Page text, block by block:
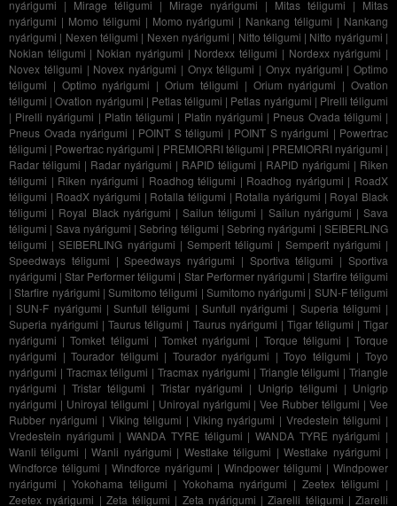
nyárigumi | Mirage téligumi | Mirage nyárigumi | Mitas téligumi | Mitas
nyárigumi | Momo téligumi | Momo nyárigumi | Nankang téligumi | Nankang
nyárigumi | Nexen téligumi | Nexen nyárigumi | Nitto téligumi | Nitto nyárigumi |
Nokian téligumi | Nokian nyárigumi | Nordexx téligumi | Nordexx nyárigumi |
Novex téligumi | Novex nyárigumi | Onyx téligumi | Onyx nyárigumi | Optimo
téligumi | Optimo nyárigumi |Orium téligumi | Orium nyárigumi |Ovation
téligumi |Ovation nyárigumi | Petlas téligumi | Petlas nyárigumi | Pirelli téligumi
| Pirelli nyárigumi | Platin téligumi | Platin nyárigumi | Pneus Ovada téligumi |
Pneus Ovada nyárigumi | POINT S téligumi | POINT S nyárigumi | Powertrac
téligumi | Powertrac nyárigumi | PREMIORRI téligumi | PREMIORRI nyárigumi |
Radar téligumi | Radar nyárigumi | RAPID téligumi | RAPID nyárigumi | Riken
téligumi | Riken nyárigumi | Roadhog téligumi | Roadhog nyárigumi | RoadX
téligumi | RoadX nyárigumi | Rotalla téligumi | Rotalla nyárigumi | Royal Black
téligumi | Royal Black nyárigumi |Sailun téligumi | Sailun nyárigumi |Sava
téligumi | Sava nyárigumi |Sebring téligumi |Sebring nyárigumi |SEIBERLING
téligumi |SEIBERLING nyárigumi |Semperit téligumi | Semperit nyárigumi |
Speedways téligumi |Speedways nyárigumi | Sportiva téligumi |Sportiva
nyárigumi |Star Performer téligumi | Star Performer nyárigumi | Starfire téligumi
|Starfire nyárigumi |Sumitomo téligumi | Sumitomo nyárigumi | SUN-F téligumi
|SUN-F nyárigumi | Sunfull téligumi | Sunfull nyárigumi | Superia téligumi |
Superia nyárigumi |Taurus téligumi | Taurus nyárigumi | Tigar téligumi |Tigar
nyárigumi |Tomket téligumi | Tomket nyárigumi | Torque téligumi |Torque
nyárigumi |Tourador téligumi | Tourador nyárigumi |Toyo téligumi |Toyo
nyárigumi | Tracmax téligumi |Tracmax nyárigumi | Triangle téligumi |Triangle
nyárigumi | Tristar téligumi | Tristar nyárigumi | Unigrip téligumi | Unigrip
nyárigumi | Uniroyal téligumi | Uniroyal nyárigumi |Vee Rubber téligumi |Vee
Rubber nyárigumi | Viking téligumi | Viking nyárigumi |Vredestein téligumi |
Vredestein nyárigumi |WANDA TYRE téligumi | WANDA TYRE nyárigumi |
Wanli téligumi |Wanli nyárigumi | Westlake téligumi |Westlake nyárigumi |
Windforce téligumi | Windforce nyárigumi | Windpower téligumi | Windpower
nyárigumi | Yokohama téligumi | Yokohama nyárigumi |Zeetex téligumi |
Zeetex nyárigumi | Zeta téligumi | Zeta nyárigumi |Ziarelli téligumi | Ziarelli